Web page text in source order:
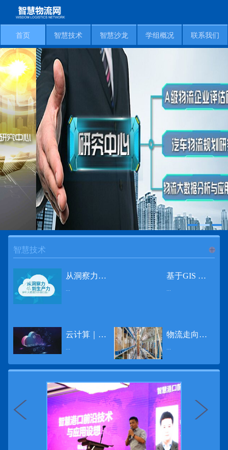
首页 智慧技术 智慧沙龙 学组概况 联系我们
智慧技术
从洞察力到生产力 伊利大数据的价值创造
...
基于GIS 的小城市交通网络分析研究
...
云计算｜边缘计算将为物联网行业带来巨大增长
...
物流走向未来的“魔法师”
...